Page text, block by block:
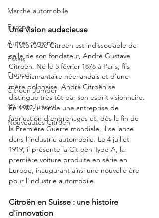
Marché automobile
Europe
Autres régions
Essais
France
Citroën Jumper
Citroën Jumpy
Nouveautés Citroën
Une vision audacieuse
L'histoire de Citroën est indissociable de
celle de son fondateur, André Gustave
Citroën. Né le 5 février 1878 à Paris, fils
d'un diamantaire néerlandais et d'une
mère polonaise, André Citroën se
distingue très tôt par son esprit visionnaire.
En 1902, il fonde une entreprise de
fabrication d'engrenages et, dès la fin de
la Première Guerre mondiale, il se lance
dans l'industrie automobile. Le 4 juillet
1919, il présente la Citroën Type A, la
première voiture produite en série en
Europe, inaugurant ainsi une nouvelle ère
pour l'industrie automobile.
Citroën en Suisse : une histoire
d'innovation